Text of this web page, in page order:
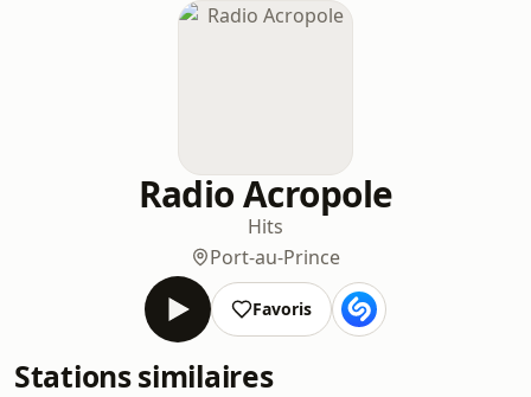
Radio Acropole
Hits
Port-au-Prince
Favoris
Stations similaires